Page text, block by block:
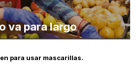
va para largo
para usar mascarillas.